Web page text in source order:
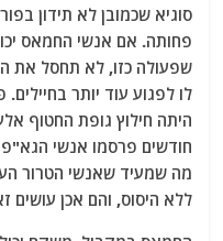
סוגיא שכמובן לא תידון
פחותה. אם אנשי החמאס
שפעולה כזו, לא תחסל את
לו לפגוע עוד יותר
היתה חילוץ גופת החטוף
חודשים פרסמו אנשי הגא"פ
מה שמעיד שאנשי הטרור
ללא היסוס, והם אכן עושים